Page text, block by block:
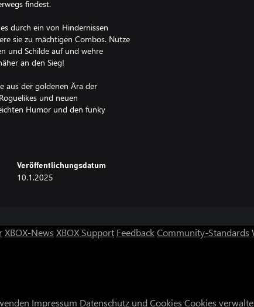
findest.
durch ein von Hindernissen
sie zu mächtigen Combos. Nutze
und Schilde auf und wehre
an den Sieg!
aus der goldenen Ära der
und neuen
Humor und den funky
Veröffentlichungsdatum
10.1.2025
XBOX-News XBOX Support FeedbackCommunity-Standards
Impressum Datenschutz und Cookies Cookies